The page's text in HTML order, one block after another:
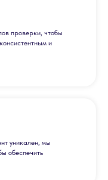
проверки, чтобы
и
уникален, мы
обеспечить